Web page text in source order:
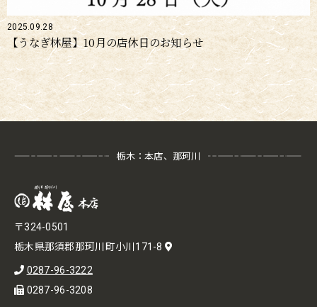
2025.09.28
【うなぎ林屋】10月の店休日のお知らせ
栃木：本店、那珂川
〒324-0501
栃木県那須郡那珂川町小川171-8
0287-96-3222
0287-96-3208